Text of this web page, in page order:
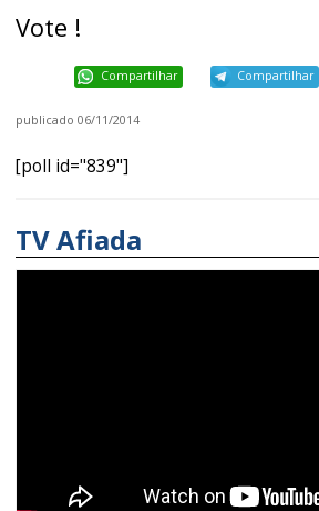
Vote !
Compartilhar Compartilhar
publicado 06/11/2014
[poll id="839"]
TV Afiada